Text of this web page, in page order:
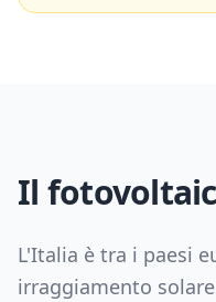
Il
L'Italia è tra i paesi
irraggiamento